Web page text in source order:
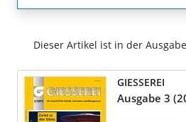
Dieser Artikel ist in der
GIESSEREI
Ausgabe 3